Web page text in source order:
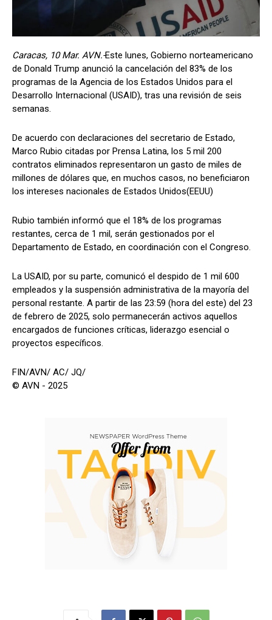
Caracas, 10 Mar. AVN.-Este lunes, Gobierno norteamericano
de Donald Trump anunció la cancelación del 83% de los
programas de la Agencia de los Estados Unidos para el
Desarrollo Internacional (USAID), tras una revisión de seis
semanas.
De acuerdo con declaraciones del secretario de Estado,
Marco Rubio citadas por Prensa Latina, los 5 mil 200
contratos eliminados representaron un gasto de miles de
millones de dólares que, en muchos casos, no beneficiaron
los intereses nacionales de Estados Unidos(EEUU)
Rubio también informó que el 18% de los programas
restantes, cerca de 1 mil, serán gestionados por el
Departamento de Estado, en coordinación con el Congreso.
La USAID, por su parte, comunicó el despido de 1 mil 600
empleados y la suspensión administrativa de la mayoría del
personal restante. A partir de las 23:59 (hora del este) del 23
de febrero de 2025, solo permanecerán activos aquellos
encargados de funciones críticas, liderazgo esencial o
proyectos específicos.
FIN/AVN/ AC/ JQ/
© AVN - 2025